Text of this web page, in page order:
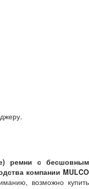
ремни с бесшовным
компании MULCO
возможно купить